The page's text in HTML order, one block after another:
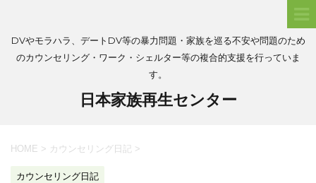
DVやモラハラ、デートDV等の暴力問題・家族を巡る不安や問題のため
のカウンセリング・ワーク・シェルター等の複合的支援を行っていま
す。
日本家族再生センター
HOME > カウンセリング日記 >
カウンセリング日記